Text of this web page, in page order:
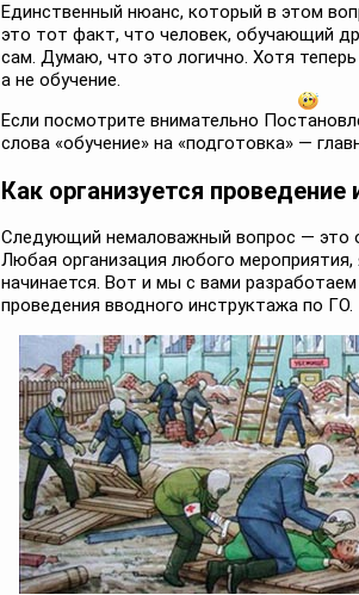
Единственный нюанс, который в этом
это тот факт, что человек, обучающий
сам. Думаю, что это логично. Хотя
а не обучение.
Если посмотрите внимательно
слова «обучение» на «подготовка» —
Как организуется проведение
Следующий немаловажный вопрос — это
Любая организация любого
начинается. Вот и мы с вами
проведения вводного инструктажа по ГО.